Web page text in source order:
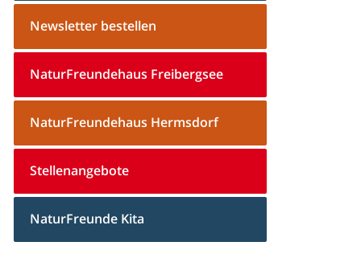
Newsletter bestellen
NaturFreundehaus Freibergsee
NaturFreundehaus Hermsdorf
Stellenangebote
NaturFreunde Kita